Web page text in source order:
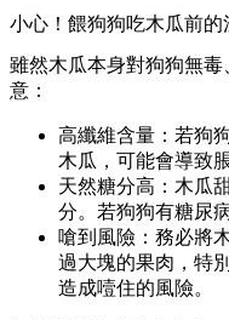
小心！餵狗狗吃木瓜前的
雖然木瓜本身對狗狗無
意：
高纖維含量：若狗
木瓜，可能會導致
天然糖分高：木瓜
分。若狗狗有糖尿
嗆到風險：務必將
過大塊的果肉，特
造成噎住的風險。